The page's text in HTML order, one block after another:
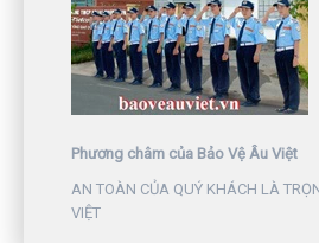
Phương châm của Bảo Vệ Âu Việt
AN TOÀN CỦA QUÝ KHÁCH LÀ
VIỆT